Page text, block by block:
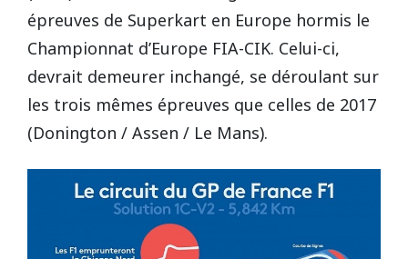
épreuves de Superkart en Europe hormis le
Championnat d’Europe FIA-CIK. Celui-ci,
devrait demeurer inchangé, se déroulant sur
les trois mêmes épreuves que celles de 2017
(Donington / Assen / Le Mans).
2007
2005
PAU ARNOS
PAUL RICARD